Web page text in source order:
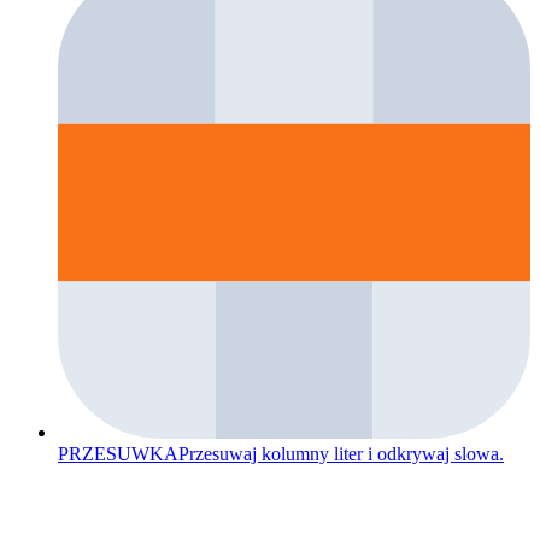
PRZESUWKAPrzesuwaj kolumny liter i odkrywaj slowa.